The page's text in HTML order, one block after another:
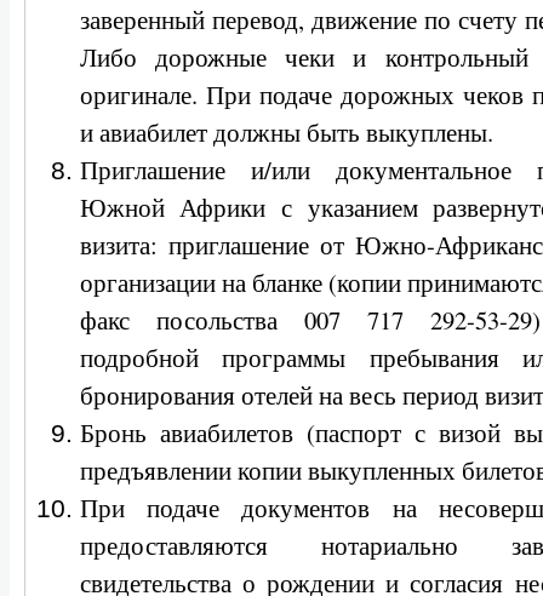
заверенный перевод, движение по счету
Либо дорожные чеки и
оригинале. При подаче дорожных чеков
и авиабилет должны быть выкуплены.
Приглашение и/или документальное
Южной Африки с указанием
визита: приглашение от Южно-
организации на бланке (копии
факс посольства 007 717 292-53-
подробной программы пребывания
бронирования отелей на весь период
Бронь авиабилетов (паспорт с визой
предъявлении копии выкупленных
При подаче документов на
предоставляются нотариально
свидетельства о рождении и согласия